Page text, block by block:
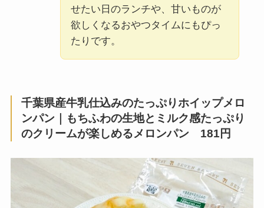
せたい日のランチや、甘いものが
欲しくなるおやつタイムにもぴっ
たりです。
千葉県産牛乳仕込みのたっぷりホイップメロ
ンパン｜もちふわの生地とミルク感たっぷり
のクリームが楽しめるメロンパン 181円